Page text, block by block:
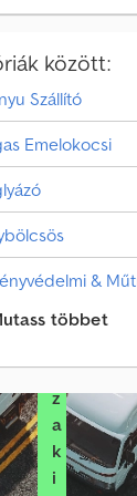
között:
Szállító
Emelokocsi
Felépítmény
Gép
Felépítmény
többet
l
ő
d
n
k
V
á
l
a
s
z
a
k
i